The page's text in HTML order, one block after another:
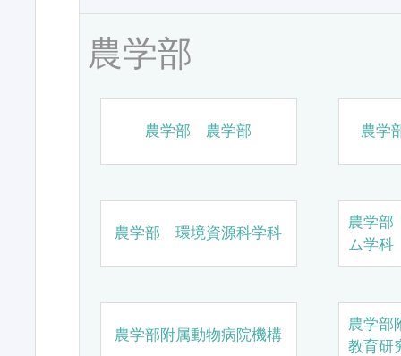
農学部
農学部 農学部 農学
農学部 環境資源科学科
農学
ム学科
農学部附属動物病院機構
農学部
教育研